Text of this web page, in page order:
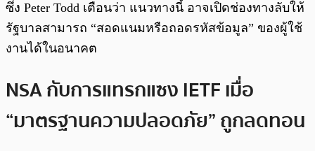
ซึ่ง Peter Todd เตือนว่า แนวทางนี้ อาจเปิดช่องทางลับให้
รัฐบาลสามารถ “สอดแนมหรือถอดรหัสข้อมูล” ของผู้ใช้
งานได้ในอนาคต
NSA กับการแทรกแซง IETF เมื่อ
“มาตรฐานความปลอดภัย” ถูกลดทอน